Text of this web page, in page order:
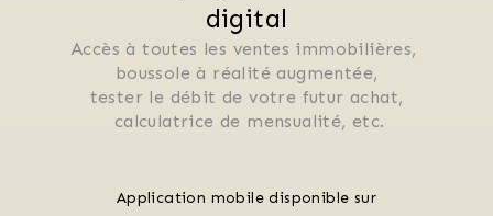
digital
Accès à toutes les ventes immobilières,
boussole à réalité augmentée,
tester le débit de votre futur achat,
calculatrice de mensualité, etc.
Application mobile disponible sur